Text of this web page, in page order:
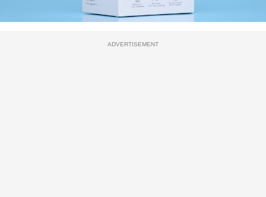
ADVERTISEMENT